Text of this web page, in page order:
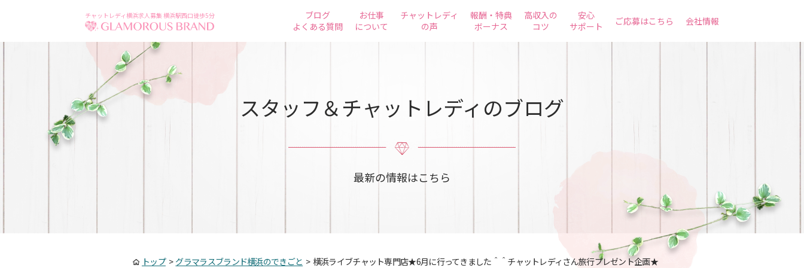
チャットレディ横浜求人募集 横浜駅西口徒歩5分
ブログ
よくある質問
お仕事
について
チャットレディ
の声
報酬・特典
ボーナス
高収入の
コツ
安心
サポート
ご応募はこちら 会社情報
スタッフ＆チャットレディのブログ
最新の情報はこちら
トップ> グラマラスブランド横浜のできごと > 横浜ライブチャット専門店★6月に行ってきました＾＾チャットレディさん旅行プレゼント企画★